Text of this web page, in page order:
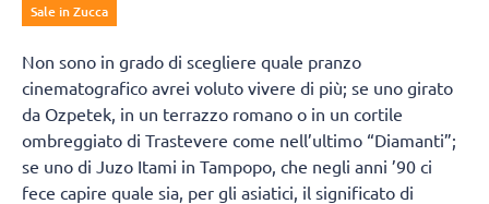
Sale in Zucca
Non sono in grado di scegliere quale pranzo
cinematografico avrei voluto vivere di più; se uno girato
da Ozpetek, in un terrazzo romano o in un cortile
ombreggiato di Trastevere come nell’ultimo “Diamanti”;
se uno di Juzo Itami in Tampopo, che negli anni ’90 ci
fece capire quale sia, per gli asiatici, il significato di